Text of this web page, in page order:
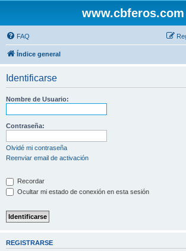
www.cbferos.com
FAQ
Índice general
Identificarse
Nombre de Usuario:
Contraseña:
Olvidé mi contraseña
Reenviar email de activación
Recordar
Ocultar mi estado de conexión en esta sesión
REGISTRARSE